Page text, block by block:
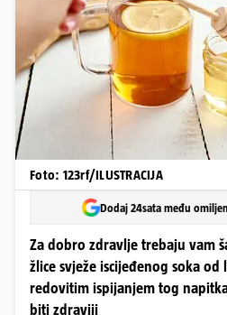
Foto: 123rf/ILUSTRACIJA
Dodaj 24sata među
Za dobro zdravlje trebaju vam
žlice svježe iscijeđenog soka od
redovitim ispijanjem tog
biti zdraviji